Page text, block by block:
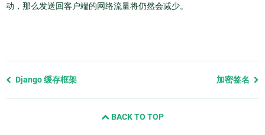
动，那么发送回客户端的网络流量将仍然会减少。
Previous
Django 缓存框架 加密签名
BACK TO TOP